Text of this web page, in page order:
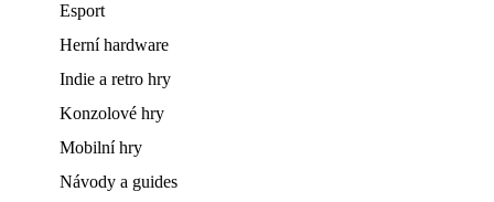
Esport
Herní hardware
Indie a retro hry
Konzolové hry
Mobilní hry
Návody a guides